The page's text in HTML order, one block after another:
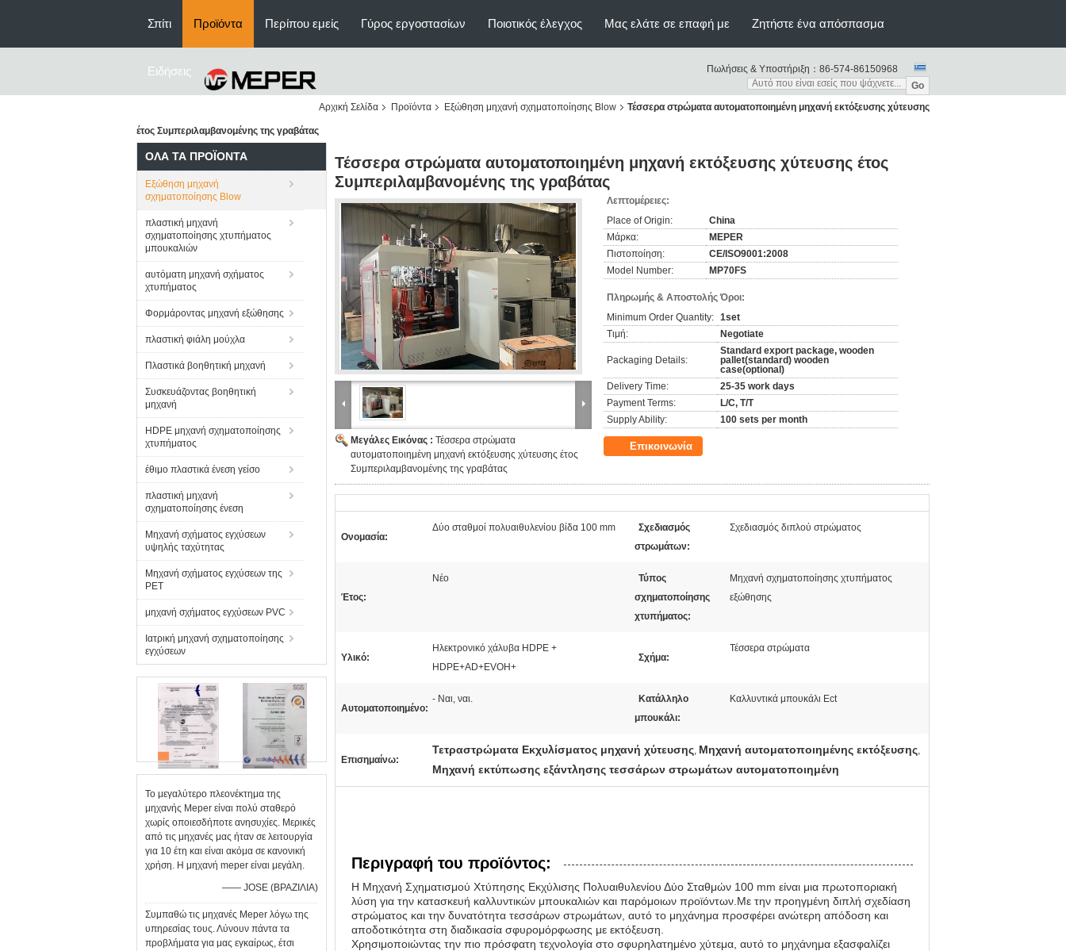
Σπίτι Προϊόντα Περίπου εμείς Γύρος εργοστασίων Ποιοτικός έλεγχος Μας ελάτε σε επαφή με Ζητήστε ένα απόσπασμα
Ειδήσεις Πωλήσεις & Υποστήριξη： 86-574-86150968
Go
Αρχική Σελίδα
Προϊόντα Εξώθηση μηχανή σχηματοποίησης Blow Τέσσερα στρώματα αυτοματοποιημένη μηχανή εκτόξευσης χύτευσης
έτος Συμπεριλαμβανομένης της γραβάτας
ΌΛΑ ΤΑ ΠΡΟΪΌΝΤΑ
Εξώθηση μηχανή
σχηματοποίησης Blow
πλαστική μηχανή
σχηματοποίησης χτυπήματος
μπουκαλιών
αυτόματη μηχανή σχήματος
χτυπήματος
Φορμάροντας μηχανή εξώθησης
πλαστική φιάλη μούχλα
Πλαστικά βοηθητική μηχανή
Συσκευάζοντας βοηθητική
μηχανή
HDPE μηχανή σχηματοποίησης
χτυπήματος
έθιμο πλαστικά ένεση γείσο
πλαστική μηχανή
σχηματοποίησης ένεση
Μηχανή σχήματος εγχύσεων
υψηλής ταχύτητας
Μηχανή σχήματος εγχύσεων της
PET
μηχανή σχήματος εγχύσεων PVC
Ιατρική μηχανή σχηματοποίησης
εγχύσεων
Το μεγαλύτερο πλεονέκτημα της
μηχανής Meper είναι πολύ σταθερό
χωρίς οποιεσδήποτε ανησυχίες. Μερικές
από τις μηχανές μας ήταν σε λειτουργία
για 10 έτη και είναι ακόμα σε κανονική
χρήση. Η μηχανή meper είναι μεγάλη.
—— JOSE (ΒΡΑΖΙΛΙΑ)
Συμπαθώ τις μηχανές Meper λόγω της
υπηρεσίας τους. Λύνουν πάντα τα
προβλήματα για μας εγκαίρως, έτσι
Τέσσερα στρώματα αυτοματοποιημένη μηχανή εκτόξευσης χύτευσης έτος
Συμπεριλαμβανομένης της γραβάτας
Μεγάλες Εικόνας : Τέσσερα στρώματα
αυτοματοποιημένη μηχανή εκτόξευσης χύτευσης έτος
Συμπεριλαμβανομένης της γραβάτας
Λεπτομέρειες:
Place of Origin:
China
Μάρκα:
MEPER
Πιστοποίηση:
CE/ISO9001:2008
Model Number:
MP70FS
Πληρωμής & Αποστολής Όροι:
Minimum Order Quantity: 1set
Τιμή:
Negotiate
Packaging Details:
Standard export package, wooden
pallet(standard) wooden
case(optional)
Delivery Time:
25-35 work days
Payment Terms:
L/C, T/T
Supply Ability:
100 sets per month
Επικοινωνία
Ονομασία:
Δύο σταθμοί πολυαιθυλενίου βίδα 100 mm
Σχεδιασμός
στρωμάτων:
Σχεδιασμός διπλού στρώματος
Έτος:
Νέο
Τύπος
σχηματοποίησης
χτυπήματος:
Μηχανή σχηματοποίησης χτυπήματος
εξώθησης
Υλικό:
Ηλεκτρονικό χάλυβα HDPE +
HDPE+AD+EVOH+
Σχήμα:
Τέσσερα στρώματα
Αυτοματοποιημένο:
- Ναι, ναι.
Κατάλληλο
μπουκάλι:
Καλλυντικά μπουκάλι Ect
Επισημαίνω:
Τετραστρώματα Εκχυλίσματος μηχανή χύτευσης, Μηχανή αυτοματοποιημένης εκτόξευσης,
Μηχανή εκτύπωσης εξάντλησης τεσσάρων στρωμάτων αυτοματοποιημένη
Περιγραφή του προϊόντος:
Η Μηχανή Σχηματισμού Χτύπησης Εκχύλισης Πολυαιθυλενίου Δύο Σταθμών 100 mm είναι μια πρωτοποριακή
λύση για την κατασκευή καλλυντικών μπουκαλιών και παρόμοιων προϊόντων.Με την προηγμένη διπλή σχεδίαση
στρώματος και την δυνατότητα τεσσάρων στρωμάτων, αυτό το μηχάνημα προσφέρει ανώτερη απόδοση και
αποδοτικότητα στη διαδικασία σφυρομόρφωσης με εκτόξευση.
Χρησιμοποιώντας την πιο πρόσφατη τεχνολογία στο σφυρηλατημένο χύτεμα, αυτό το μηχάνημα εξασφαλίζει